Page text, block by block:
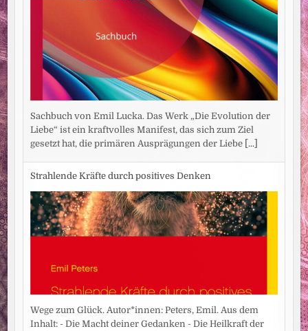
Sachbuch von Emil Lucka. Das Werk „Die Evolution der
Liebe“ ist ein kraftvolles Manifest, das sich zum Ziel
gesetzt hat, die primären Ausprägungen der Liebe [...]
Strahlende Kräfte durch positives Denken
Wege zum Glück. Autor*innen: Peters, Emil. Aus dem
Inhalt: - Die Macht deiner Gedanken - Die Heilkraft der